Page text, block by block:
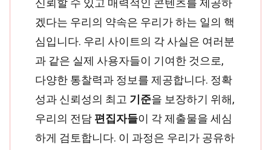
신뢰할 수 있고 매력적인 콘텐츠를 제공하
겠다는 우리의 약속은 우리가 하는 일의 핵
심입니다. 우리 사이트의 각 사실은 여러분
과 같은 실제 사용자들이 기여한 것으로,
다양한 통찰력과 정보를 제공합니다. 정확
성과 신뢰성의 최고 기준을 보장하기 위해,
우리의 전담 편집자들이 각 제출물을 세심
하게 검토합니다. 이 과정은 우리가 공유하